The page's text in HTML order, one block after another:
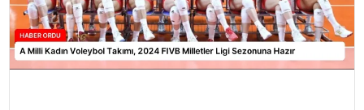
YAŞAM